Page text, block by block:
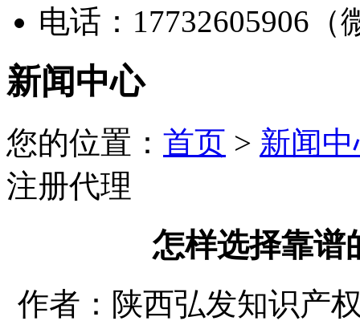
电话：17732605906（
新闻中心
您的位置： 首页 > 新闻
注册代理
怎样选择靠谱
作者：陕西弘发知识产